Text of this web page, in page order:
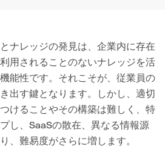
ナレッジの発見は、企業内に存在
用されることのないナレッジを活
能性です。それこそが、従業員の
出す鍵となります。しかし、適切
けることやその構築は難しく、特
し、SaaSの散在、異なる情報源
、難易度がさらに増します。